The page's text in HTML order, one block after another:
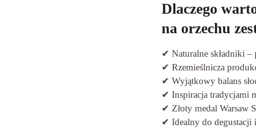
Dlaczego
na orzechu
✔ Naturalne składniki –
✔ Rzemieślnicza
✔ Wyjątkowy balans
✔ Inspiracja tradycjami
✔ Złoty medal Warsaw
✔ Idealny do degustacji